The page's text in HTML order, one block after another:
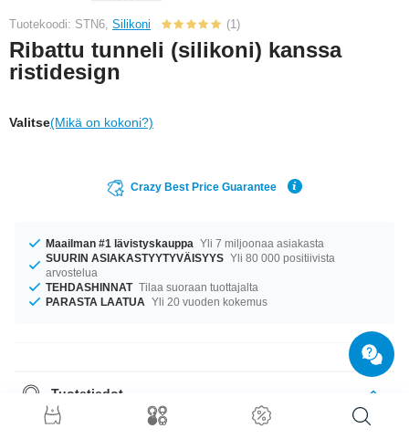
Tuotekoodi: STN6, Silikoni (1)
Ribattu tunneli (silikoni) kanssa
ristidesign
Valitse(Mikä on kokoni?)
Crazy Best Price Guarantee
Maailman #1 lävistyskauppa Yli 7 miljoonaa asiakasta
SUURIN ASIAKASTYYTYVÄISYYS Yli 80 000 positiivista
arvostelua
TEHDASHINNAT Tilaa suoraan tuottajalta
PARASTA LAATUA Yli 20 vuoden kokemus
Tuotetiedot
Varastossa on halkaisijoita 4 mm–24 mm. Saatavilla on monia